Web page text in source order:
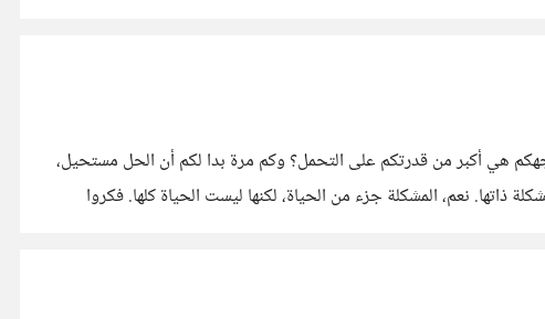
هي أكبر من قدرتكم على التحمل؟ وكم مرة بدا لكم أن الحل مستحيل،
نعم، المشكلة جزء من الحياة، لكنها ليست الحياة كلها. فكروا